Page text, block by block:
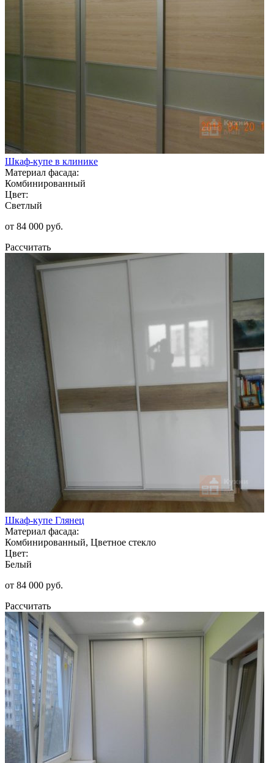
Шкаф-купе в клинике
Материал фасада:
Комбинированный
Цвет:
Светлый
от 84 000 руб.
Рассчитать
Шкаф-купе Глянец
Материал фасада:
Комбинированный, Цветное стекло
Цвет:
Белый
от 84 000 руб.
Рассчитать